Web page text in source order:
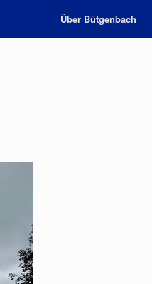
Über Bütgenbach